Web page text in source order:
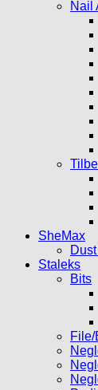
Nail
SheMax
Staleks
Bits
File/